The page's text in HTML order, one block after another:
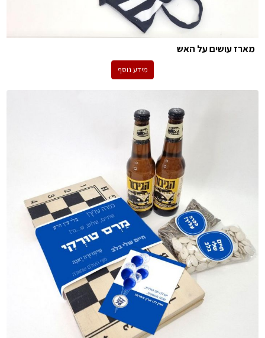
מארז עושים על האש
מידע נוסף